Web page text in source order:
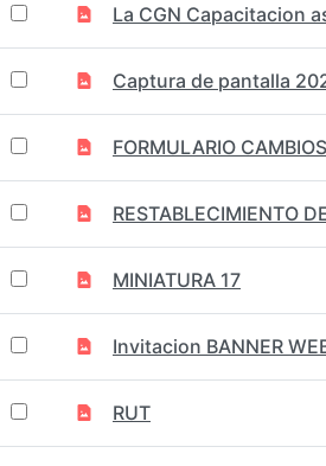
La CGN Capacitacion
Captura de pantalla
FORMULARIO
RESTABLECIMIENTO
MINIATURA 17
Invitacion BANNER
RUT